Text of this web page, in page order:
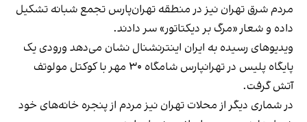
مردم شرق تهران نیز در منطقه تهران‌پارس تجمع شبانه تشکیل
داده و شعار «مرگ بر دیکتاتور» سر دادند.
ویدیو‌های رسیده به ایران اینترنشنال نشان می‌دهد ورودی یک
پایگاه پلیس در تهرانپارس شامگاه ۳۰ مهر با کوکتل‌ مولوتف
آتش گرفت.
در شماری دیگر از محلات تهران نیز مردم از پنجره خانه‌های خود